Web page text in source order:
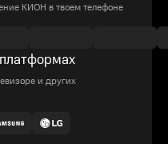
КИОН в твоем телефоне
и других